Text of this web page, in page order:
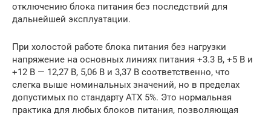
отключению блока питания без последствий для
дальнейшей эксплуатации.
При холостой работе блока питания без нагрузки
напряжение на основных линиях питания +3.3 В, +5 В и
+12 В — 12,27 В, 5,06 В и 3,37 В соответственно, что
слегка выше номинальных значений, но в пределах
допустимых по стандарту ATX 5%. Это нормальная
практика для любых блоков питания, позволяющая